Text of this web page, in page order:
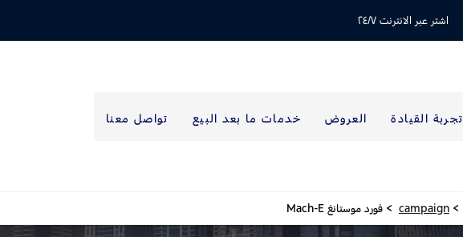
اشتر عبر الانترنت ٢٤/٧
تجربة القيادة العروض خدمات ما بعد البيع تواصل معنا
>
campaign
> فورد موستانغ Mach-E